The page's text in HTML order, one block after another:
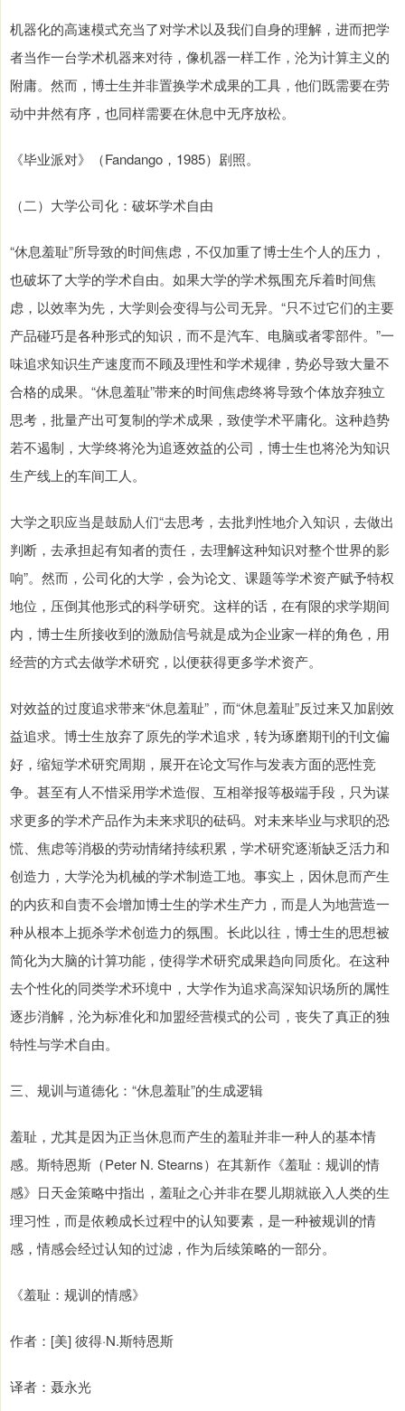
机器化的高速模式充当了对学术以及我们自身的理解，进而把学
者当作一台学术机器来对待，像机器一样工作，沦为计算主义的
附庸。然而，博士生并非置换学术成果的工具，他们既需要在劳
动中井然有序，也同样需要在休息中无序放松。
《毕业派对》（Fandango，1985）剧照。
（二）大学公司化：破坏学术自由
“休息羞耻”所导致的时间焦虑，不仅加重了博士生个人的压力，
也破坏了大学的学术自由。如果大学的学术氛围充斥着时间焦
虑，以效率为先，大学则会变得与公司无异。“只不过它们的主要
产品碰巧是各种形式的知识，而不是汽车、电脑或者零部件。”一
味追求知识生产速度而不顾及理性和学术规律，势必导致大量不
合格的成果。“休息羞耻”带来的时间焦虑终将导致个体放弃独立
思考，批量产出可复制的学术成果，致使学术平庸化。这种趋势
若不遏制，大学终将沦为追逐效益的公司，博士生也将沦为知识
生产线上的车间工人。
大学之职应当是鼓励人们“去思考，去批判性地介入知识，去做出
判断，去承担起有知者的责任，去理解这种知识对整个世界的影
响”。然而，公司化的大学，会为论文、课题等学术资产赋予特权
地位，压倒其他形式的科学研究。这样的话，在有限的求学期间
内，博士生所接收到的激励信号就是成为企业家一样的角色，用
经营的方式去做学术研究，以便获得更多学术资产。
对效益的过度追求带来“休息羞耻”，而“休息羞耻”反过来又加剧效
益追求。博士生放弃了原先的学术追求，转为琢磨期刊的刊文偏
好，缩短学术研究周期，展开在论文写作与发表方面的恶性竞
争。甚至有人不惜采用学术造假、互相举报等极端手段，只为谋
求更多的学术产品作为未来求职的砝码。对未来毕业与求职的恐
慌、焦虑等消极的劳动情绪持续积累，学术研究逐渐缺乏活力和
创造力，大学沦为机械的学术制造工地。事实上，因休息而产生
的内疚和自责不会增加博士生的学术生产力，而是人为地营造一
种从根本上扼杀学术创造力的氛围。长此以往，博士生的思想被
简化为大脑的计算功能，使得学术研究成果趋向同质化。在这种
去个性化的同类学术环境中，大学作为追求高深知识场所的属性
逐步消解，沦为标准化和加盟经营模式的公司，丧失了真正的独
特性与学术自由。
三、规训与道德化：“休息羞耻”的生成逻辑
羞耻，尤其是因为正当休息而产生的羞耻并非一种人的基本情
感。斯特恩斯（Peter N. Stearns）在其新作《羞耻：规训的情
感》日天金策略中指出，羞耻之心并非在婴儿期就嵌入人类的生
理习性，而是依赖成长过程中的认知要素，是一种被规训的情
感，情感会经过认知的过滤，作为后续策略的一部分。
《羞耻：规训的情感》
作者：[美] 彼得·N.斯特恩斯
译者：聂永光